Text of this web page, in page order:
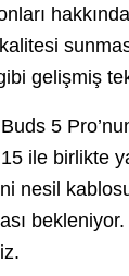
gelişmiş
Buds 5
ile birlikte
nesil